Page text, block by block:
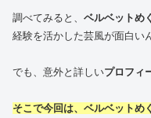
調べてみると、 ベルベットめ
経験を活かした芸風が面白い
でも、意外と詳しいプロフィ
そこで今回は、ベルベットめ